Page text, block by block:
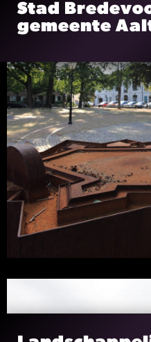
Stad
gemeente